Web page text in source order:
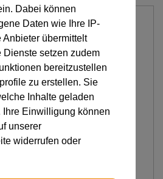
Dabei können
Daten wie Ihre IP-
Anbieter übermittelt
Dienste setzen zudem
bereitzustellen
zu erstellen. Sie
Inhalte geladen
Ihre Einwilligung können
unserer
widerrufen oder